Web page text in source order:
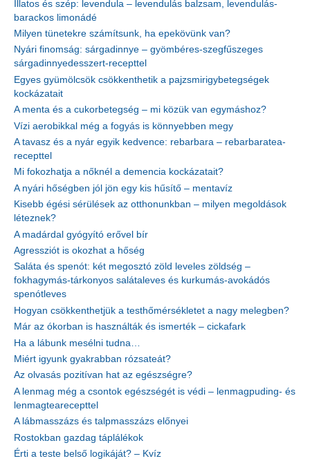
Illatos és szép: levendula – levendulás balzsam, levendulás-
barackos limonádé
Milyen tünetekre számítsunk, ha epekövünk van?
Nyári finomság: sárgadinnye – gyömbéres-szegfűszeges
sárgadinnyedesszert-recepttel
Egyes gyümölcsök csökkenthetik a pajzsmirigybetegségek
kockázatait
A menta és a cukorbetegség – mi közük van egymáshoz?
Vízi aerobikkal még a fogyás is könnyebben megy
A tavasz és a nyár egyik kedvence: rebarbara – rebarbaratea-
recepttel
Mi fokozhatja a nőknél a demencia kockázatait?
A nyári hőségben jól jön egy kis hűsítő – mentavíz
Kisebb égési sérülések az otthonunkban – milyen megoldások
léteznek?
A madárdal gyógyító erővel bír
Agressziót is okozhat a hőség
Saláta és spenót: két megosztó zöld leveles zöldség –
fokhagymás-tárkonyos salátaleves és kurkumás-avokádós
spenótleves
Hogyan csökkenthetjük a testhőmérsékletet a nagy melegben?
Már az ókorban is használták és ismerték – cickafark
Ha a lábunk mesélni tudna…
Miért igyunk gyakrabban rózsateát?
Az olvasás pozitívan hat az egészségre?
A lenmag még a csontok egészségét is védi – lenmagpuding- és
lenmagtearecepttel
A lábmasszázs és talpmasszázs előnyei
Rostokban gazdag táplálékok
Érti a teste belső logikáját? – Kvíz